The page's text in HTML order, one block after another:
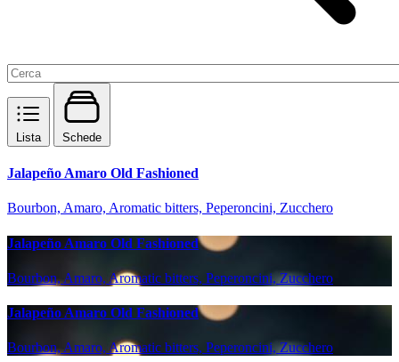
Lista Schede
Jalapeño Amaro Old Fashioned
Bourbon, Amaro, Aromatic bitters, Peperoncini, Zucchero
Jalapeño Amaro Old Fashioned
Bourbon, Amaro, Aromatic bitters, Peperoncini, Zucchero
Jalapeño Amaro Old Fashioned
Bourbon, Amaro, Aromatic bitters, Peperoncini, Zucchero